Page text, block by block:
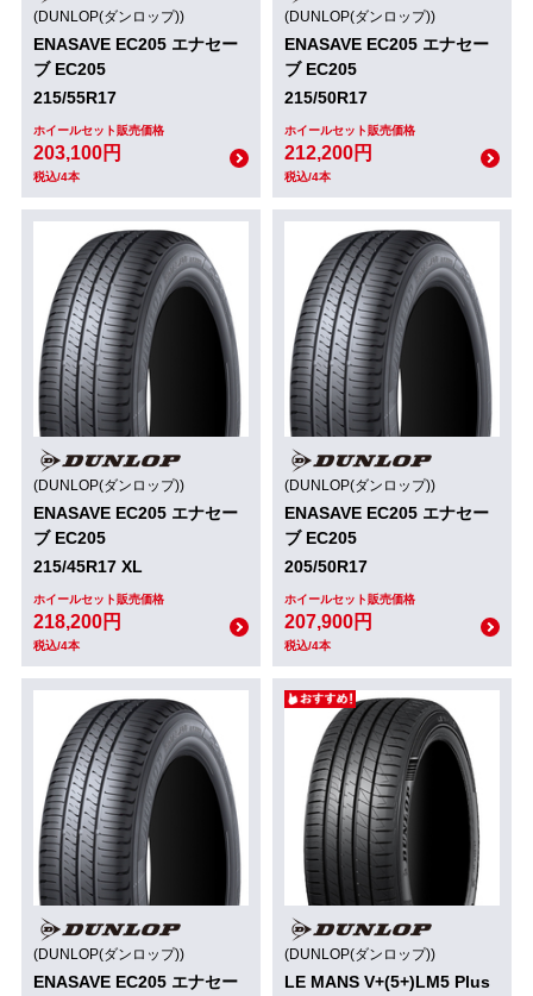
(DUNLOP(ダンロップ))
ENASAVE EC205 エナセー
ブ EC205
215/55R17
ホイールセット販売価格
203,100円
税込/4本
(DUNLOP(ダンロップ))
ENASAVE EC205 エナセー
ブ EC205
215/50R17
ホイールセット販売価格
212,200円
税込/4本
(DUNLOP(ダンロップ))
ENASAVE EC205 エナセー
ブ EC205
215/45R17 XL
ホイールセット販売価格
218,200円
税込/4本
(DUNLOP(ダンロップ))
ENASAVE EC205 エナセー
ブ EC205
205/50R17
ホイールセット販売価格
207,900円
税込/4本
(DUNLOP(ダンロップ))
ENASAVE EC205 エナセー
(DUNLOP(ダンロップ))
LE MANS V+(5+)LM5 Plus